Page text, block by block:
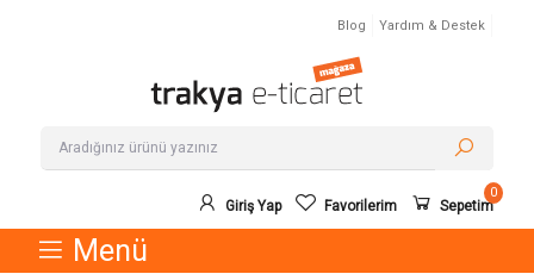
Blog Yardım & Destek
Giriş Yap Favorilerim
0
Sepetim
Menü